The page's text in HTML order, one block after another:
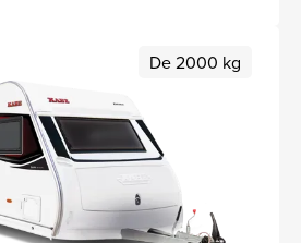
De 2000 kg